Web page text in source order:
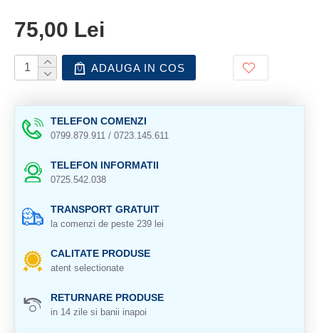
75,00 Lei
ADAUGA IN COS
TELEFON COMENZI
0799.879.911 / 0723.145.611
TELEFON INFORMATII
0725.542.038
TRANSPORT GRATUIT
la comenzi de peste 239 lei
CALITATE PRODUSE
atent selectionate
RETURNARE PRODUSE
in 14 zile si banii inapoi